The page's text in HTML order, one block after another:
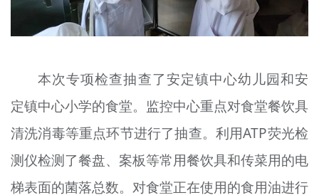
本次专项检查抽查了安定镇中心幼儿园和安
定镇中心小学的食堂。监控中心重点对食堂餐饮具
清洗消毒等重点环节进行了抽查。利用ATP荧光检
测仪检测了餐盘、案板等常用餐饮具和传菜用的电
梯表面的菌落总数。对食堂正在使用的食用油进行